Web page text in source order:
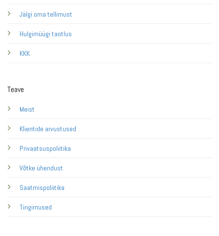
Jälgi oma tellimust
Hulgimüügi taotlus
KKK
Teave
Meist
Klientide arvustused
Privaatsuspoliitika
Võtke ühendust
Saatmispoliitika
Tingimused